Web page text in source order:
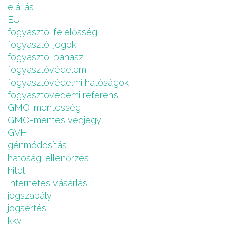
elállás
EU
fogyasztói felelősség
fogyasztói jogok
fogyasztói panasz
fogyasztóvédelem
fogyasztóvédelmi hatóságok
fogyasztóvédemi referens
GMO-mentesség
GMO-mentes védjegy
GVH
génmódosítás
hatósági ellenőrzés
hitel
Internetes vásárlás
jogszabály
jogsértés
kkv